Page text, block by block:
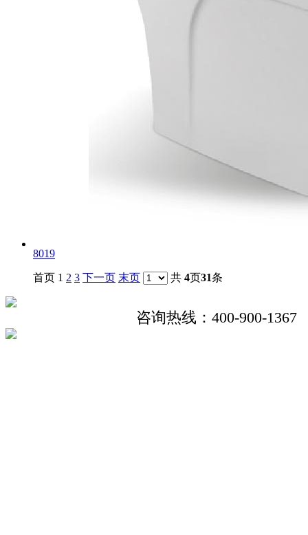
8019
首页 1 2 3 下一页 末页 共 4页31条
咨询热线：400-900-